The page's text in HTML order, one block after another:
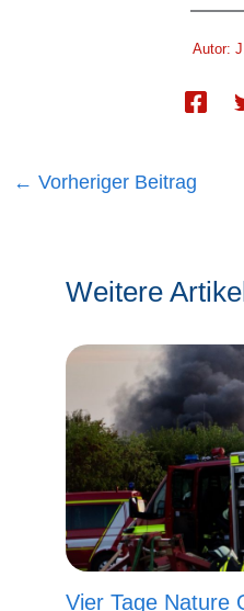
Autor:
← Vorheriger Beitrag
Weitere
Vier Tage Nature